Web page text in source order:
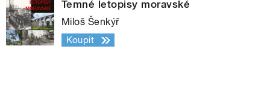
Temné letopisy moravské
Miloš Šenkýř
Koupit